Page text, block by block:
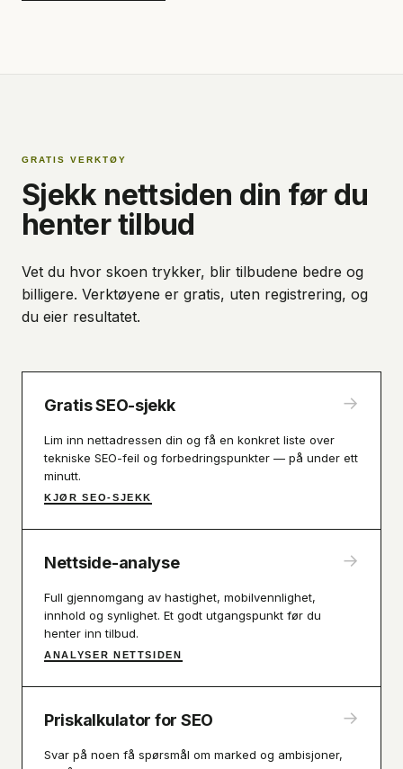
GRATIS VERKTØY
Sjekk nettsiden din før du
henter tilbud
Vet du hvor skoen trykker, blir tilbudene bedre og
billigere. Verktøyene er gratis, uten registrering, og
du eier resultatet.
Gratis SEO-sjekk →
Lim inn nettadressen din og få en konkret liste over
tekniske SEO-feil og forbedringspunkter — på under ett
minutt.
KJØR SEO-SJEKK
Nettside-analyse →
Full gjennomgang av hastighet, mobilvennlighet,
innhold og synlighet. Et godt utgangspunkt før du
henter inn tilbud.
ANALYSER NETTSIDEN
Priskalkulator for SEO →
Svar på noen få spørsmål om marked og ambisjoner,